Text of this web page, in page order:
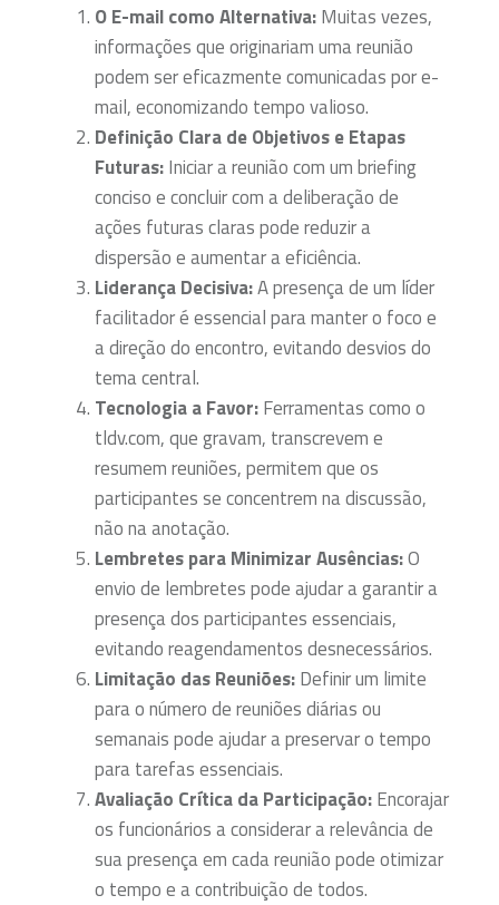
O E-mail como Alternativa:Muitas vezes,
informações que originariam uma reunião
podem ser eficazmente comunicadas por e-
mail, economizando tempo valioso.
Definição Clara de Objetivos e Etapas
Futuras:Iniciar a reunião com um briefing
conciso e concluir com a deliberação de
ações futuras claras pode reduzir a
dispersão e aumentar a eficiência.
Liderança Decisiva:A presença de um líder
facilitador é essencial para manter o foco e
a direção do encontro, evitando desvios do
tema central.
Tecnologia a Favor:Ferramentas como o
tldv.com, que gravam, transcrevem e
resumem reuniões, permitem que os
participantes se concentrem na discussão,
não na anotação.
Lembretes para Minimizar Ausências:O
envio de lembretes pode ajudar a garantir a
presença dos participantes essenciais,
evitando reagendamentos desnecessários.
Limitação das Reuniões:Definir um limite
para o número de reuniões diárias ou
semanais pode ajudar a preservar o tempo
para tarefas essenciais.
Avaliação Crítica da Participação:Encorajar
os funcionários a considerar a relevância de
sua presença em cada reunião pode otimizar
o tempo e a contribuição de todos.